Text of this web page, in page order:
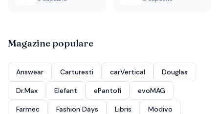
Magazine populare
Answear Carturesti carVertical Douglas
Dr.Max Elefant ePantofi evoMAG
Farmec Fashion Days Libris Modivo